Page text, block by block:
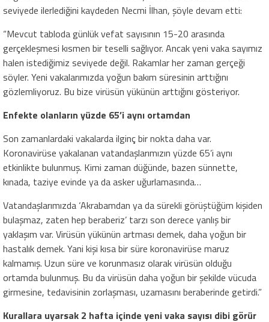
seviyede ilerlediğini kaydeden Necmi İlhan, şöyle devam etti:
“Mevcut tabloda günlük vefat sayısının 15-20 arasında
gerçekleşmesi kısmen bir teselli sağlıyor. Ancak yeni vaka sayımız
halen istediğimiz seviyede değil. Rakamlar her zaman gerçeği
söyler. Yeni vakalarımızda yoğun bakım süresinin arttığını
gözlemliyoruz. Bu bize virüsün yükünün arttığını gösteriyor.
Enfekte olanların yüzde 65’i aynı ortamdan
Son zamanlardaki vakalarda ilginç bir nokta daha var.
Koronavirüse yakalanan vatandaşlarımızın yüzde 65’i aynı
etkinlikte bulunmuş. Kimi zaman düğünde, bazen sünnette,
kınada, taziye evinde ya da asker uğurlamasında…
Vatandaşlarımızda ‘Akrabamdan ya da sürekli görüştüğüm kişiden
bulaşmaz, zaten hep beraberiz’ tarzı son derece yanlış bir
yaklaşım var. Virüsün yükünün artması demek, daha yoğun bir
hastalık demek. Yani kişi kısa bir süre koronavirüse maruz
kalmamış. Uzun süre ve korunmasız olarak virüsün olduğu
ortamda bulunmuş. Bu da virüsün daha yoğun bir şekilde vücuda
girmesine, tedavisinin zorlaşması, uzamasını beraberinde getirdi.”
Kurallara uyarsak 2 hafta içinde yeni vaka sayısı dibi görür